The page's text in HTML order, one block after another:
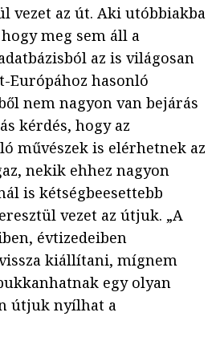
vezet az út. Aki utóbbiakba
meg sem áll a
az is világosan
Európához hasonló
nem nagyon van bejárás
kérdés, hogy az
művészek is elérhetnek az
nekik ehhez nagyon
is kétségbeesettebb
vezet az útjuk. „A
évtizedeiben
kiállítani, mígnem
egy olyan
útjuk nyílhat a